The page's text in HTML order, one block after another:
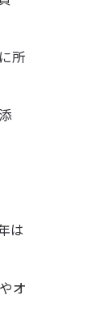
所
は
オ